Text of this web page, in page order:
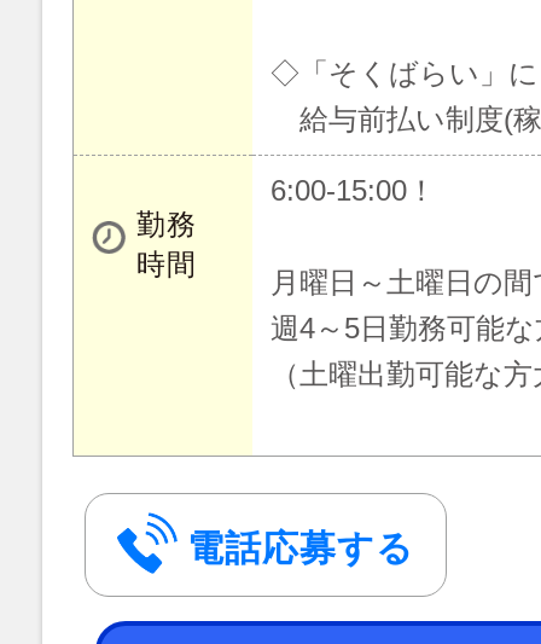
◇「そくばらい」
給与前払い制度(
勤務
時間
6:00-15:00！
月曜日～土曜日の間
週4～5日勤務可能
（土曜出勤可能な
電話応募する